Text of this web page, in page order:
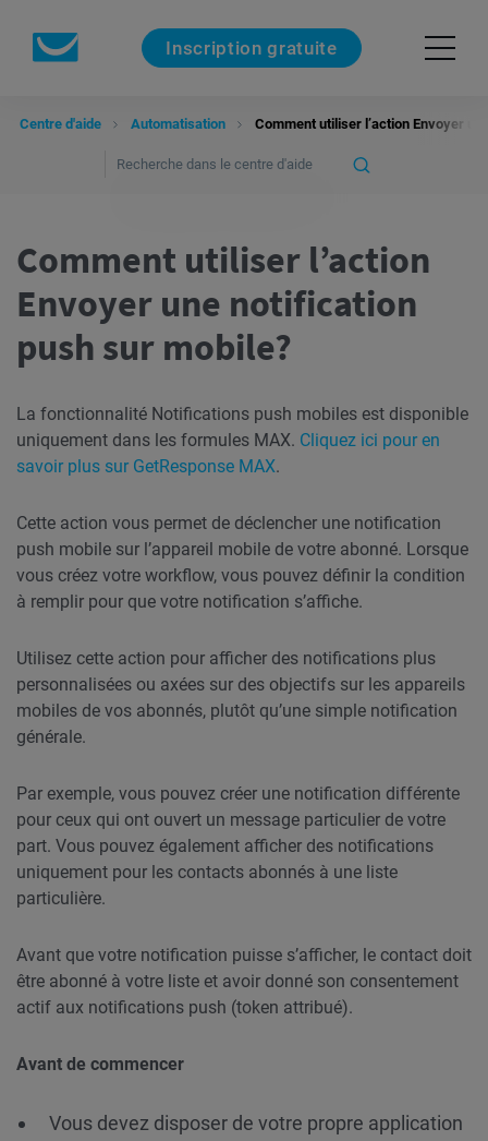
Inscription gratuite
Centre d'aide Automatisation Comment utiliser l’action Envoyer
Comment utiliser l’action
Envoyer une notification
push sur mobile?
La fonctionnalité Notifications push mobiles est disponible
uniquement dans les formules MAX. Cliquez ici pour en
savoir plus sur GetResponse MAX.
Cette action vous permet de déclencher une notification
push mobile sur l’appareil mobile de votre abonné. Lorsque
vous créez votre workflow, vous pouvez définir la condition
à remplir pour que votre notification s’affiche.
Utilisez cette action pour afficher des notifications plus
personnalisées ou axées sur des objectifs sur les appareils
mobiles de vos abonnés, plutôt qu’une simple notification
générale.
Par exemple, vous pouvez créer une notification différente
pour ceux qui ont ouvert un message particulier de votre
part. Vous pouvez également afficher des notifications
uniquement pour les contacts abonnés à une liste
particulière.
Avant que votre notification puisse s’afficher, le contact doit
être abonné à votre liste et avoir donné son consentement
actif aux notifications push (token attribué).
Avant de commencer
Vous devez disposer de votre propre application